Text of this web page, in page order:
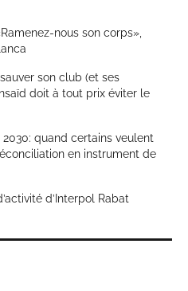
nous son corps»,
son club (et ses
doit à tout prix éviter le
quand certains veulent
en instrument de
d’Interpol Rabat